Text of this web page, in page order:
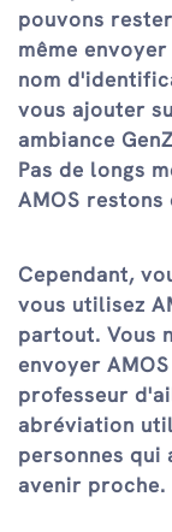
pouvons
même
nom
vous ajouter
ambiance
Pas de longs
AMOS restons
Cependant,
vous utilisez
partout. Vous
envoyer
professeur
abréviation
personnes qui
avenir proche.